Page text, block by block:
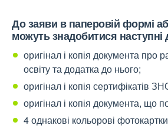
До заяви в паперовій формі
можуть знадобитися наступні
оригінал і копія документа про
освіту та додатка до нього;
оригінал і копія сертифікатів
оригінал і копія документа, що
4 однакові кольорові